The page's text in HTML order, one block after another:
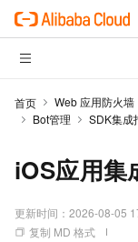
首页 Web 应用防火墙
Bot管理
SDK集成
iOS应用集
更新时间： 2026-08-05
复制 MD 格式